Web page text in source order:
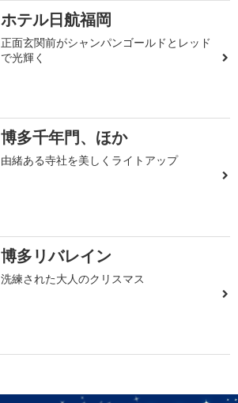
ホテル日航福岡
正面玄関前がシャンパンゴールドとレッド
で光輝く
博多千年門、ほか
由緒ある寺社を美しくライトアップ
博多リバレイン
洗練された大人のクリスマス